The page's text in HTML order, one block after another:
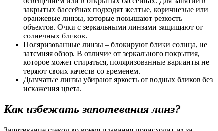
закрытых бассейнах подходят желтые, коричневые или
оранжевые линзы, которые повышают резкость
объектов. Очки с зеркальными линзами защищают от
солнечных бликов.
Поляризованные линзы – блокируют блики солнца, не
затемняя обзор. В отличие от зеркального покрытия,
которое может стираться, поляризованные варианты не
теряют своих качеств со временем.
Дымчатые линзы убирают яркость от водных бликов без
искажения цвета.
Как избежать запотевания линз?